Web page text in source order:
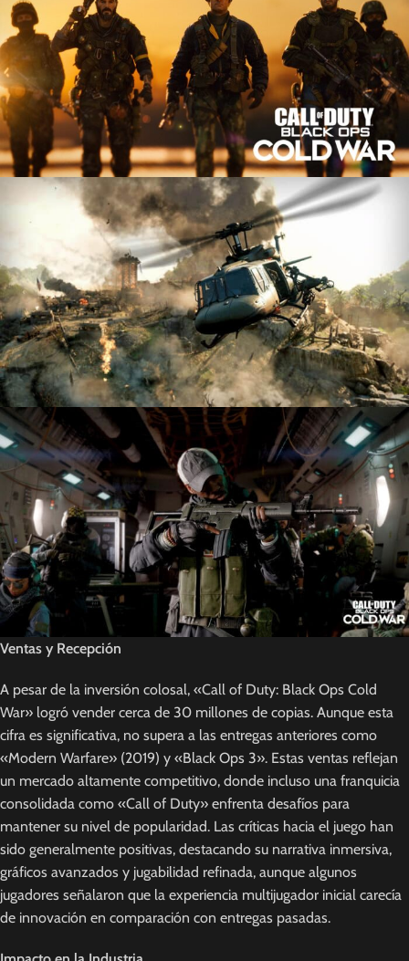
Ventas y Recepción
A pesar de la inversión colosal, «Call of Duty: Black Ops Cold
War» logró vender cerca de 30 millones de copias. Aunque esta
cifra es significativa, no supera a las entregas anteriores como
«Modern Warfare» (2019) y «Black Ops 3». Estas ventas reflejan
un mercado altamente competitivo, donde incluso una franquicia
consolidada como «Call of Duty» enfrenta desafíos para
mantener su nivel de popularidad. Las críticas hacia el juego han
sido generalmente positivas, destacando su narrativa inmersiva,
gráficos avanzados y jugabilidad refinada, aunque algunos
jugadores señalaron que la experiencia multijugador inicial carecía
de innovación en comparación con entregas pasadas.